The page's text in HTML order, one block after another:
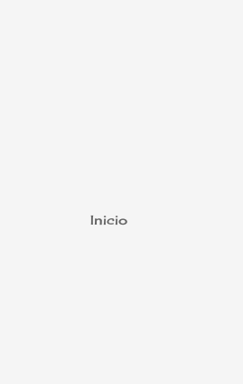
Inicio